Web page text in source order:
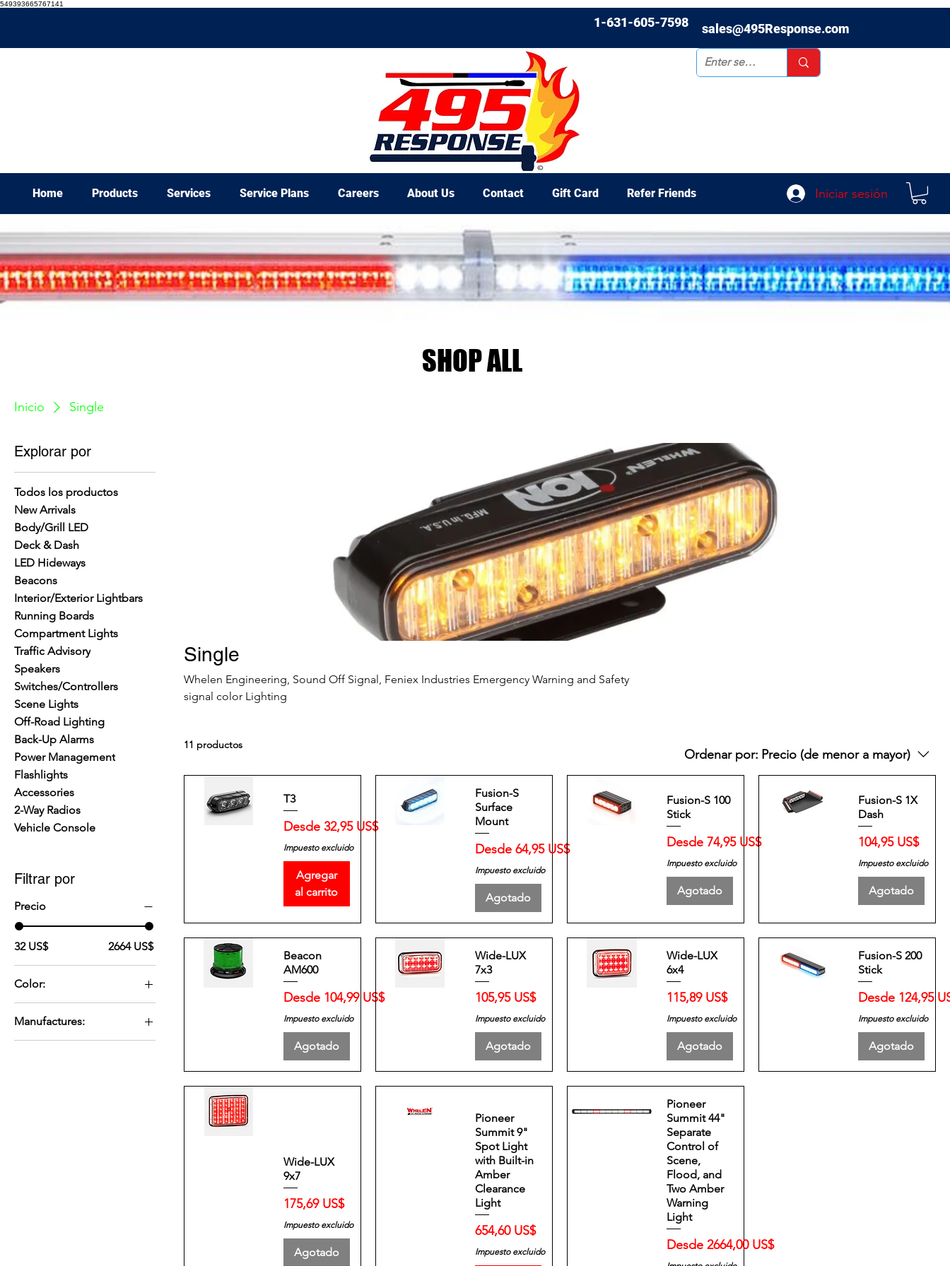
549393665767141
1-631-605-7598 sales@495Response.com
Home Products Services Service Plans Careers About Us Contact Gift Card Refer Friends Iniciar sesión
SHOP ALL
Inicio Single
Explorar por
Todos los productos
New Arrivals
Body/Grill LED
Deck & Dash
LED Hideways
Beacons
Interior/Exterior Lightbars
Running Boards
Compartment Lights
Traffic Advisory
Speakers
Switches/Controllers
Scene Lights
Off-Road Lighting
Back-Up Alarms
Power Management
Flashlights
Accessories
2-Way Radios
Vehicle Console
Filtrar por
Precio
32 US$ 2664 US$
Color:
Single
Manufactures:
Feniex Industries
Single
Whelen Engineering, Sound Off Signal, Feniex Industries Emergency Warning and Safety
signal color Lighting
11 productos
Ordenar por: Precio (de menor a mayor)
T3
Desde 32,95 US$
Precio de oferta
Impuesto excluido
Agregar
al carrito
Fusion-S
Surface
Mount
Desde 64,95 US$
Precio de oferta
Impuesto excluido
Agotado
Fusion-S 100
Stick
Desde 74,95 US$
Precio de oferta
Impuesto excluido
Agotado
Fusion-S 1X
Dash
Precio
104,95 US$
Impuesto excluido
Agotado
Beacon
AM600
Desde 104,99 US$
Precio de oferta
Impuesto excluido
Agotado
Wide-LUX
7x3
Precio
105,95 US$
Impuesto excluido
Agotado
Wide-LUX
6x4
Precio
115,89 US$
Impuesto excluido
Agotado
Fusion-S 200
Stick
Desde 124,95
Precio de oferta
Impuesto excluido
Agotado
Wide-LUX
9x7
Precio
175,69 US$
Impuesto excluido
Agotado
Pioneer
Summit 9"
Spot Light
with Built-in
Amber
Clearance
Light
Precio
654,60 US$
Impuesto excluido
Pioneer
Summit 44"
Separate
Control of
Scene,
Flood, and
Two Amber
Warning
Light
Desde 2664,00 US$
Precio de oferta